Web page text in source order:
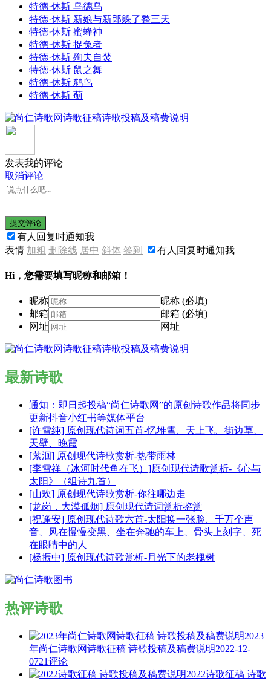
特德·休斯 乌德乌
特德·休斯 新娘与新郎躲了整三天
特德·休斯 蜜蜂神
特德·休斯 捉兔者
特德·休斯 殉夫自焚
特德·休斯 鼠之舞
特德·休斯 鸫鸟
特德·休斯 蓟
发表我的评论
取消评论
提交评论
有人回复时通知我
表情 加粗 删除线 居中 斜体 签到 有人回复时通知我
Hi，您需要填写昵称和邮箱！
昵称
昵称 (必填)
邮箱
邮箱 (必填)
网址
网址
最新诗歌
通知：即日起投稿“尚仁诗歌网”的原创诗歌作品将同步
更新抖音小红书等媒体平台
[许雪纯] 原创现代诗词五首-忆堆雪、天上飞、街边草、
天壁、晚霞
[萦洄] 原创现代诗歌赏析-热带雨林
[李雪祥（冰河时代鱼在飞）]原创现代诗歌赏析-《心与
太阳》（组诗九首）
[山欢] 原创现代诗歌赏析-你往哪边走
[龙岗，大漠孤烟] 原创现代诗词赏析鉴赏
[祝逢安] 原创现代诗歌六首-太阳换一张脸、千万个声
音、风在慢慢变黑、坐在奔驰的车上、骨头上刻字、死
在眼睛中的人
[杨振中] 原创现代诗歌赏析-月光下的老槐树
热评诗歌
2023
年尚仁诗歌网诗歌征稿 诗歌投稿及稿费说明2022-12-
0721评论
2022诗歌征稿 诗歌